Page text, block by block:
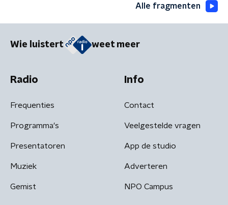
Alle fragmenten
Wie luistert weet meer
Radio
Frequenties
Programma's
Presentatoren
Muziek
Gemist
Info
Contact
Veelgestelde vragen
App de studio
Adverteren
NPO Campus